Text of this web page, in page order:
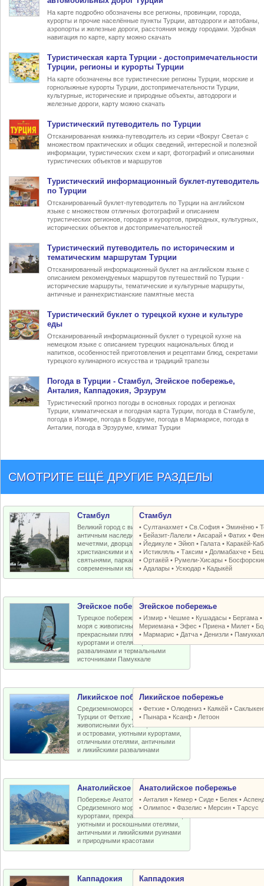
На карте подробно обозначены все регионы, провинции, города,
курорты и прочие населённые пункты Турции, автодороги и автобаны,
аэропорты и железные дороги, расстояния между городами. Удобная
навигация по карте, карту можно скачать
Туристическая карта Турции - достопримечательности
Турции, регионы и курорты Турции
На карте обозначены все туристические регионы Турции, морские и
горнолыжные курорты Турции, достопримечательности Турции,
культурные, исторические и природные объекты, автодороги и
железные дороги, карту можно скачать
Туристический путеводитель по Турции
Отсканированная книжка-путеводитель из серии «Вокруг Света» с
множеством практических и общих сведений, интересной и полезной
информации, туристических схем и карт, фотографий и описаниями
туристических объектов и маршрутов
Туристический информационный буклет-путеводитель
по Турции
Отсканированный буклет-путеводитель по Турции на английском
языке с множеством отличных фотографий и описанием
туристических регионов, городов и курортов, природных, культурных,
исторических объектов и достопримечательностей
Туристический путеводитель по историческим и
тематическим маршрутам Турции
Отсканированный информационный буклет на английском языке с
описанием рекомендуемых маршрутов путешествий по Турции -
исторические маршруты, тематические и культурные маршруты,
античные и раннехристианские памятные места
Туристический буклет о турецкой кухнеи культуре
еды
Отсканированный информационный буклет о турецкой кухне на
немецком языке с описанием турецких национальных блюд и
напитков, особенностей приготовления и рецептами блюд, секретами
турецкого кулинарного искусства и традиций трапезы
Погода в Турции - Стамбул, Эгейское побережье,
Анталия, Каппадокия, Эрзурум
Туристический прогноз погоды в основных городах и регионах
Турции, климатическая и погодная карта Турции, погода в Стамбуле,
погода в Измире, погода в Бодруме, погода в Мармарисе, погода в
Анталии, погода в Эрзуруме, климат Турции
СМОТРИТЕ ЕЩЁ ДРУГИЕ РАЗДЕЛЫ
Стамбул
Великий город с византийским и
античным наследием, османскими
мечетями, дворцами, крепостями,
христианскими и мусульманскими
святынями, парками, старыми и
современными кварталами
Стамбул
•Султанахмет •Св.София •Эминёню •
• Бейазит-Лалели •Аксарай •Фатих •
• Йедикуле •Эйюп • Галата • Каракёй-
• Истикляль •Таксим • Долмабахче •
•Ортакёй • Румели-Xисары •
•Адалары •Ускюдар • Кадыкёй
Эгейское побережье
Турецкое побережье Эгейского
моря с живописными бухтами,
прекрасными пляжами, отличными
курортами и отелями, античными
развалинами и термальными
источниками Памуккале
Эгейское побережье
• Измир • Чешме • Кушадасы • Бергама •
Мериемана •Эфес • Приена • Милет •
• Мармарис • Датча • Денизли •
Ликийское побережье
Средиземноморское побережье
Турции от Фетхие до Кемера с
живописными бухтами, пляжами
и островами, уютными курортами,
отличными отелями, античными
и ликийскими развалинами
Ликийское побережье
•Фетхие •Олюдениз • Каякёй •
• Пынара • Ксанф • Летоон
Анатолийское побережье
Побережье Анатолийской бухты
Средиземного моря с отличными
курортами, прекрасными пляжами,
уютными и роскошными отелями,
античными и ликийскими руинами
и природными красотами
Анатолийское побережье
•Анталия • Кемер •Сиде • Белек •
•Олимпос •Фазелис • Мерсин •Тарсус
Каппадокия Каппадокия